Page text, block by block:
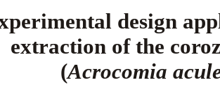
design
extraction of the
(Acrocomia